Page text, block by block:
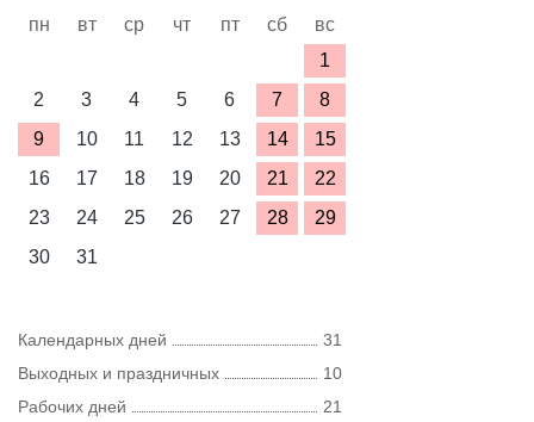
пн вт ср чт пт сб
вс
1
2
3 4 5 6 7
8
9
10 11 12 13 14
15
16
17 18 19 20 21
22
23
24 25 26 27 28
29
30
31
Календарных дней
31
Выходных и праздничных
10
Рабочих дней
21